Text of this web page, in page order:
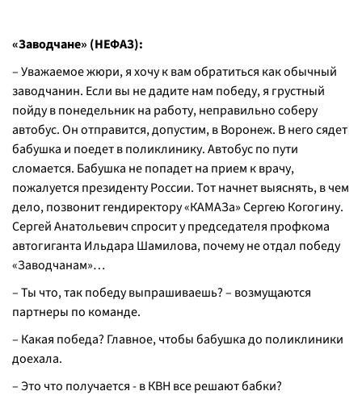
«Заводчане» (НЕФАЗ):
– Уважаемое жюри, я хочу к вам обратиться как обычный
заводчанин. Если вы не дадите нам победу, я грустный
пойду в понедельник на работу, неправильно соберу
автобус. Он отправится, допустим, в Воронеж. В него сядет
бабушка и поедет в поликлинику. Автобус по пути
сломается. Бабушка не попадет на прием к врачу,
пожалуется президенту России. Тот начнет выяснять, в чем
дело, позвонит гендиректору «КАМАЗа» Сергею Когогину.
Сергей Анатольевич спросит у председателя профкома
автогиганта Ильдара Шамилова, почему не отдал победу
«Заводчанам»…
– Ты что, так победу выпрашиваешь? – возмущаются
партнеры по команде.
– Какая победа? Главное, чтобы бабушка до поликлиники
доехала.
– Это что получается - в КВН все решают бабки?